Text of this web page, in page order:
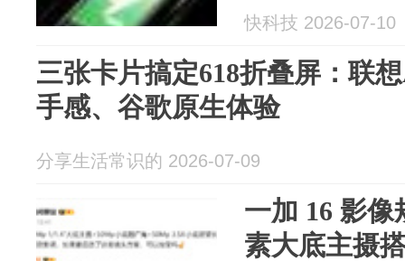
快科技 2026-07-10
三张卡片搞定618折叠屏：联
手感、谷歌原生体验
分享生活常识的 2026-07-09
一加 16 影
素大底主摄